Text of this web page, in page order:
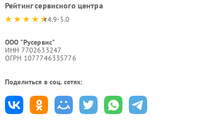
Рейтинг сервисного центра
4.9-5.0
ООО "Русервис"
ИНН 7702633247
ОГРН 1077746335776
Поделиться в соц. сетях: